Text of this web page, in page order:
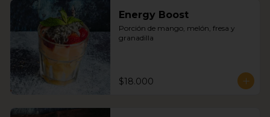
Energy Boost
Porción de mango, melón, fresa y
granadilla
$18.000